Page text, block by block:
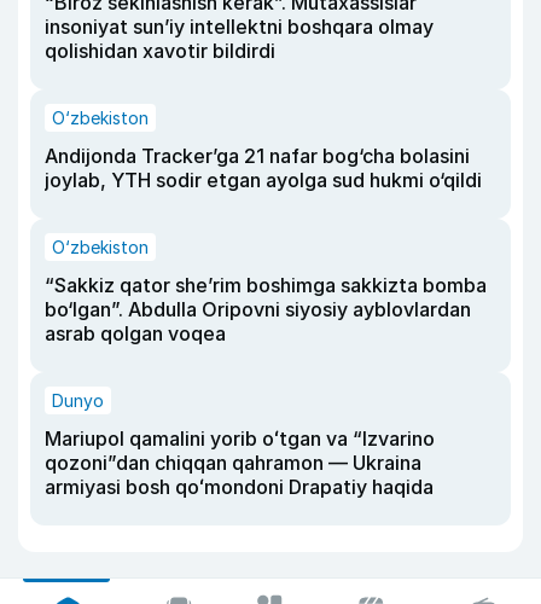
insoniyat sun’iy intellektni boshqara olmay
qolishidan xavotir bildirdi
O‘zbekiston
Andijonda Tracker’ga 21 nafar bog‘cha bolasini
joylab, YTH sodir etgan ayolga sud hukmi o‘qildi
O‘zbekiston
“Sakkiz qator she’rim boshimga sakkizta bomba
bo‘lgan”. Abdulla Oripovni siyosiy ayblovlardan
asrab qolgan voqea
Dunyo
Mariupol qamalini yorib oʻtgan va “Izvarino
qozoni”dan chiqqan qahramon — Ukraina
armiyasi bosh qoʻmondoni Drapatiy haqida